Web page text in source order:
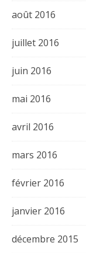
août 2016
juillet 2016
juin 2016
mai 2016
avril 2016
mars 2016
février 2016
janvier 2016
décembre 2015